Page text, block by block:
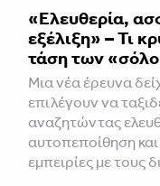
«Ελευθερία,
εξέλιξη» – Τι
τάση των
Μια νέα έρευνα
επιλέγουν να
αναζητώντας
αυτοπεποίθηση
εμπειρίες με τους